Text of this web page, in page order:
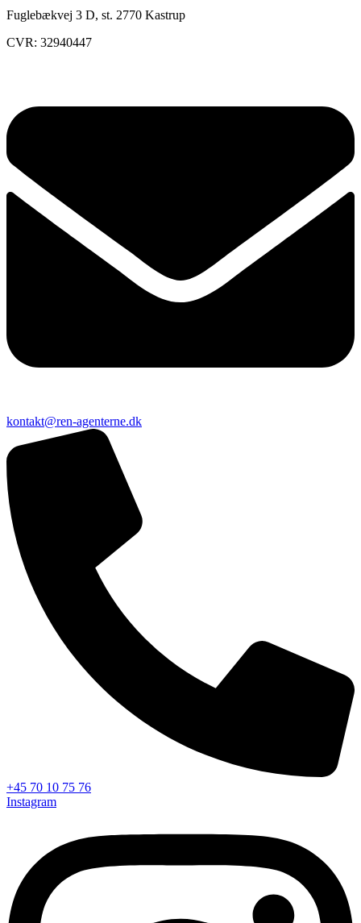
Fuglebækvej 3 D, st. 2770 Kastrup
CVR: 32940447
kontakt@ren-agenterne.dk
+45 70 10 75 76
Instagram